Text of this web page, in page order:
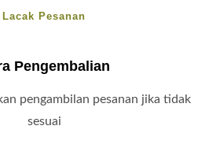
Lacak Pesanan
Pengembalian
pengambilan pesanan jika tidak
sesuai